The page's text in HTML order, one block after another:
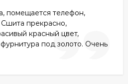
вид. Аксессуары из
выглядит дорого,
солидно.
изготовления.
прямых
помещается телефон,
прекрасно,
красный цвет,
под золото. Очень